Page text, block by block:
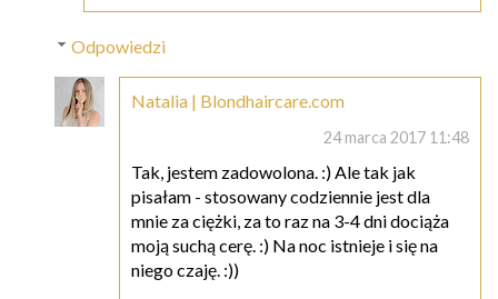
Odpowiedzi
Natalia | Blondhaircare.com
24 marca 2017 11:48
Tak, jestem zadowolona. :) Ale tak jak
pisałam - stosowany codziennie jest dla
mnie za ciężki, za to raz na 3-4 dni dociąża
moją suchą cerę. :) Na noc istnieje i się na
niego czaję. :))